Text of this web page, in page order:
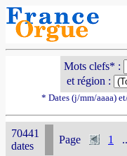
Mots clefs* :
et région :
* Dates (j/mm/aaaa)
70441
dates
Page 1